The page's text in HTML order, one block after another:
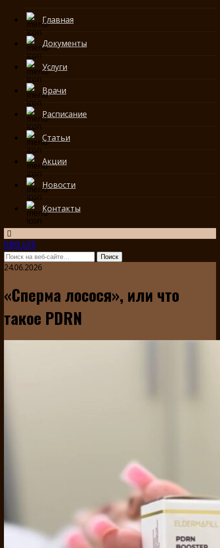
Главная
Документы
Услуги
Врачи
Расписание
Статьи
Акции
Новости
Контакты
EUROLAZER
24.06.2026
«Сперма лосося», или что
такое PDRN